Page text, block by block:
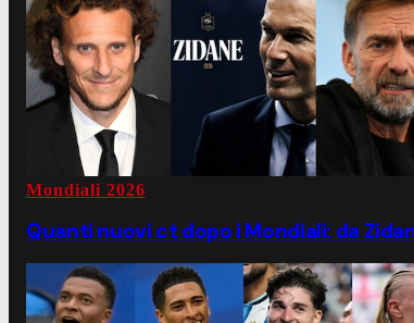
Mondiali 2026
Quanti nuovi ct dopo i Mondiali: da